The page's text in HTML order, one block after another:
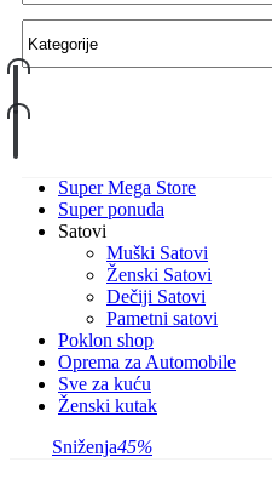
Super Mega Store
Super ponuda
Satovi
Muški Satovi
Ženski Satovi
Dečiji Satovi
Pametni satovi
Poklon shop
Oprema za Automobile
Sve za kuću
Ženski kutak
Sniženja45%